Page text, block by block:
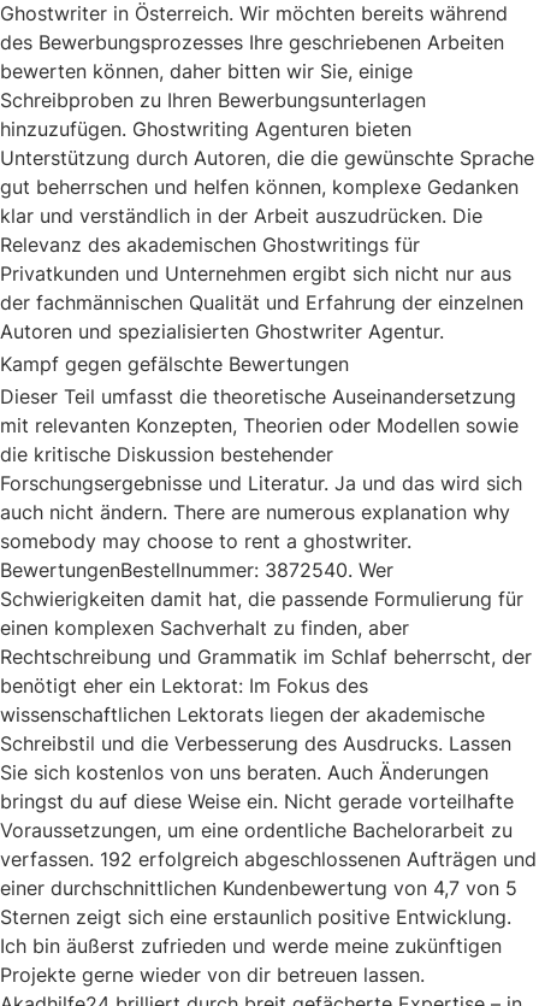
Ghostwriter in Österreich. Wir möchten bereits während
des Bewerbungsprozesses Ihre geschriebenen Arbeiten
bewerten können, daher bitten wir Sie, einige
Schreibproben zu Ihren Bewerbungsunterlagen
hinzuzufügen. Ghostwriting Agenturen bieten
Unterstützung durch Autoren, die die gewünschte Sprache
gut beherrschen und helfen können, komplexe Gedanken
klar und verständlich in der Arbeit auszudrücken. Die
Relevanz des akademischen Ghostwritings für
Privatkunden und Unternehmen ergibt sich nicht nur aus
der fachmännischen Qualität und Erfahrung der einzelnen
Autoren und spezialisierten Ghostwriter Agentur.
Kampf gegen gefälschte Bewertungen
Dieser Teil umfasst die theoretische Auseinandersetzung
mit relevanten Konzepten, Theorien oder Modellen sowie
die kritische Diskussion bestehender
Forschungsergebnisse und Literatur. Ja und das wird sich
auch nicht ändern. There are numerous explanation why
somebody may choose to rent a ghostwriter.
BewertungenBestellnummer: 3872540. Wer
Schwierigkeiten damit hat, die passende Formulierung für
einen komplexen Sachverhalt zu finden, aber
Rechtschreibung und Grammatik im Schlaf beherrscht, der
benötigt eher ein Lektorat: Im Fokus des
wissenschaftlichen Lektorats liegen der akademische
Schreibstil und die Verbesserung des Ausdrucks. Lassen
Sie sich kostenlos von uns beraten. Auch Änderungen
bringst du auf diese Weise ein. Nicht gerade vorteilhafte
Voraussetzungen, um eine ordentliche Bachelorarbeit zu
verfassen. 192 erfolgreich abgeschlossenen Aufträgen und
einer durchschnittlichen Kundenbewertung von 4,7 von 5
Sternen zeigt sich eine erstaunlich positive Entwicklung.
Ich bin äußerst zufrieden und werde meine zukünftigen
Projekte gerne wieder von dir betreuen lassen.